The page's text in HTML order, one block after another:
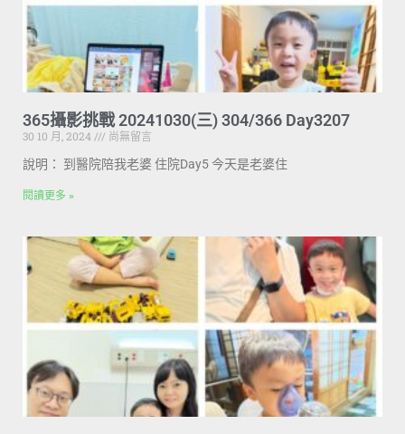
365攝影挑戰 20241030(三) 304/366 Day3207
30 10 月, 2024
尚無留言
說明： 到醫院陪我老婆 住院Day5 今天是老婆住
閱讀更多 »